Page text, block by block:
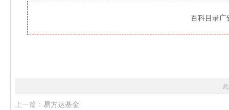
百科目录
上一篇： 易方达基金